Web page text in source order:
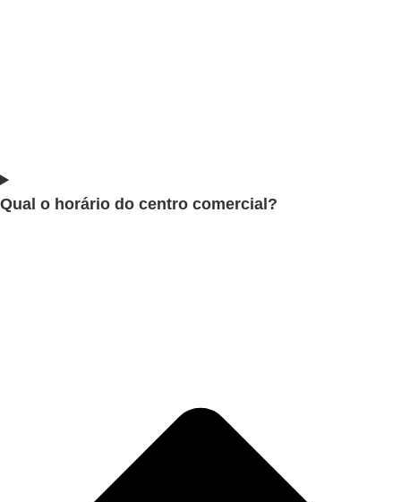
Qual o horário do centro comercial?